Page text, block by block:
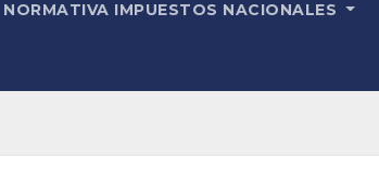
NORMATIVA IMPUESTOS NACIONALES